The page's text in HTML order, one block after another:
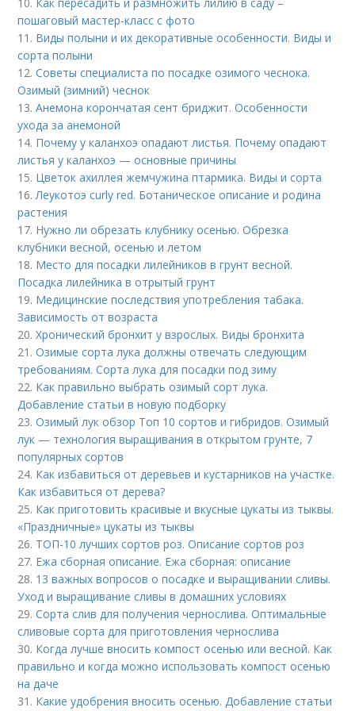
пошаговый мастер-класс с фото
11. Виды полыни и их декоративные особенности. Виды и
сорта полыни
12.Советы специалиста по посадке озимого чеснока.
Озимый (зимний) чеснок
13.Анемона корончатая сент бриджит. Особенности
ухода за анемоной
14. Почему у каланхоэ опадают листья. Почему опадают
листья у каланхоэ — основные причины
15. Цветок ахиллея жемчужина птармика. Виды и сорта
16.Леукотоэ curly red. Ботаническое описание и родина
растения
17. Нужно ли обрезать клубнику осенью. Обрезка
клубники весной, осенью и летом
18. Место для посадки лилейников в грунт весной.
Посадка лилейника в отрытый грунт
19. Медицинские последствия употребления табака.
Зависимость от возраста
20.Хронический бронхит у взрослых. Виды бронхита
21.Озимые сорта лука должны отвечать следующим
требованиям. Сорта лука для посадки под зиму
22. Как правильно выбрать озимый сорт лука.
Добавление статьи в новую подборку
23.Озимый лук обзор Топ 10 сортов и гибридов. Озимый
лук — технология выращивания в открытом грунте, 7
популярных сортов
24. Как избавиться от деревьев и кустарников на участке.
Как избавиться от дерева?
25. Как приготовить красивые и вкусные цукаты из тыквы.
«Праздничные» цукаты из тыквы
26. ТОП-10 лучших сортов роз. Описание сортов роз
27. Ежа сборная описание. Ежа сборная: описание
28. 13 важных вопросов о посадке и выращивании сливы.
Уход и выращивание сливы в домашних условиях
29.Сорта слив для получения чернослива. Оптимальные
сливовые сорта для приготовления чернослива
30. Когда лучше вносить компост осенью или весной. Как
правильно и когда можно использовать компост осенью
на даче
31. Какие удобрения вносить осенью. Добавление статьи